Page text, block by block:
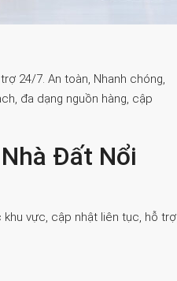
24/7. An toàn, Nhanh chóng,
đa dạng nguồn hàng, cập
Đất Nổi
vực, cập nhật liên tục, hỗ trợ